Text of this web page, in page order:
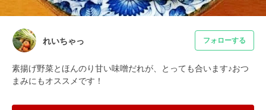
れいちゃっ フォローする
素揚げ野菜とほんのり甘い味噌だれが、とっても合います♪おつ
まみにもオススメです！